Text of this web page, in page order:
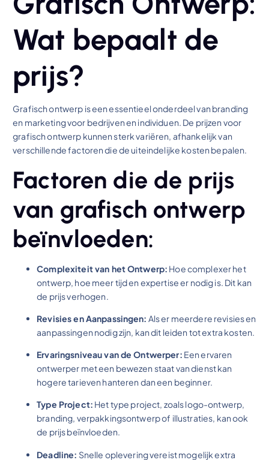
Wat bepaalt de
prijs?
Grafisch ontwerp is een essentieel onderdeel van branding
en marketing voor bedrijven en individuen. De prijzen voor
grafisch ontwerp kunnen sterk variëren, afhankelijk van
verschillende factoren die de uiteindelijke kosten bepalen.
Factoren die de prijs
van grafisch ontwerp
beïnvloeden:
Complexiteit van het Ontwerp: Hoe complexer het
ontwerp, hoe meer tijd en expertise er nodig is. Dit kan
de prijs verhogen.
Revisies en Aanpassingen: Als er meerdere revisies en
aanpassingen nodig zijn, kan dit leiden tot extra kosten.
Ervaringsniveau van de Ontwerper: Een ervaren
ontwerper met een bewezen staat van dienst kan
hogere tarieven hanteren dan een beginner.
Type Project: Het type project, zoals logo-ontwerp,
branding, verpakkingsontwerp of illustraties, kan ook
de prijs beïnvloeden.
Deadline: Snelle oplevering vereist mogelijk extra